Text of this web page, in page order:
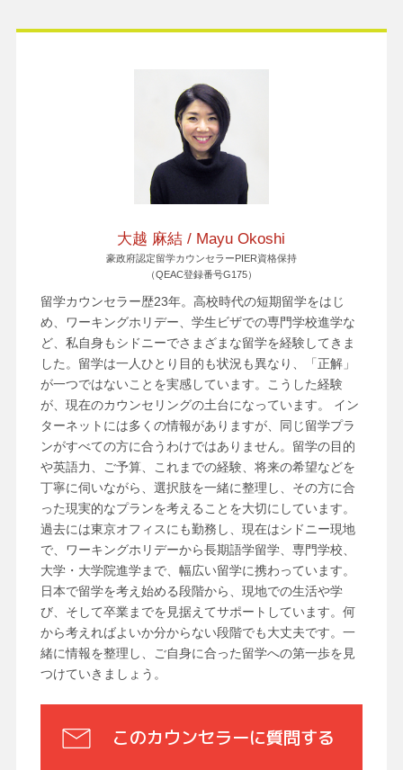
大越 麻結 / Mayu Okoshi
豪政府認定留学カウンセラーPIER資格保持
（QEAC登録番号G175）
留学カウンセラー歴23年。高校時代の短期留学をはじ
め、ワーキングホリデー、学生ビザでの専門学校進学な
ど、私自身もシドニーでさまざまな留学を経験してきま
した。留学は一人ひとり目的も状況も異なり、「正解」
が一つではないことを実感しています。こうした経験
が、現在のカウンセリングの土台になっています。 イン
ターネットには多くの情報がありますが、同じ留学プラ
ンがすべての方に合うわけではありません。留学の目的
や英語力、ご予算、これまでの経験、将来の希望などを
丁寧に伺いながら、選択肢を一緒に整理し、その方に合
った現実的なプランを考えることを大切にしています。
過去には東京オフィスにも勤務し、現在はシドニー現地
で、ワーキングホリデーから長期語学留学、専門学校、
大学・大学院進学まで、幅広い留学に携わっています。
日本で留学を考え始める段階から、現地での生活や学
び、そして卒業までを見据えてサポートしています。何
から考えればよいか分からない段階でも大丈夫です。一
緒に情報を整理し、ご自身に合った留学への第一歩を見
つけていきましょう。
このカウンセラーに質問する